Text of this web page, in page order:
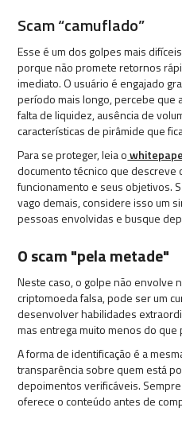
Scam “camuflado”
Esse é um dos golpes mais
porque não promete retornos
imediato. O usuário é engajado
período mais longo, percebe
falta de liquidez, ausência de
características de pirâmide que
Para se proteger, leia o
documento técnico que descreve
funcionamento e seus objetivos.
vago demais, considere isso um
pessoas envolvidas e busque
O scam "pela metade"
Neste caso, o golpe não envolve
criptomoeda falsa, pode ser um
desenvolver habilidades
mas entrega muito menos do que
A forma de identificação é a
transparência sobre quem está
depoimentos verificáveis.
oferece o conteúdo antes de